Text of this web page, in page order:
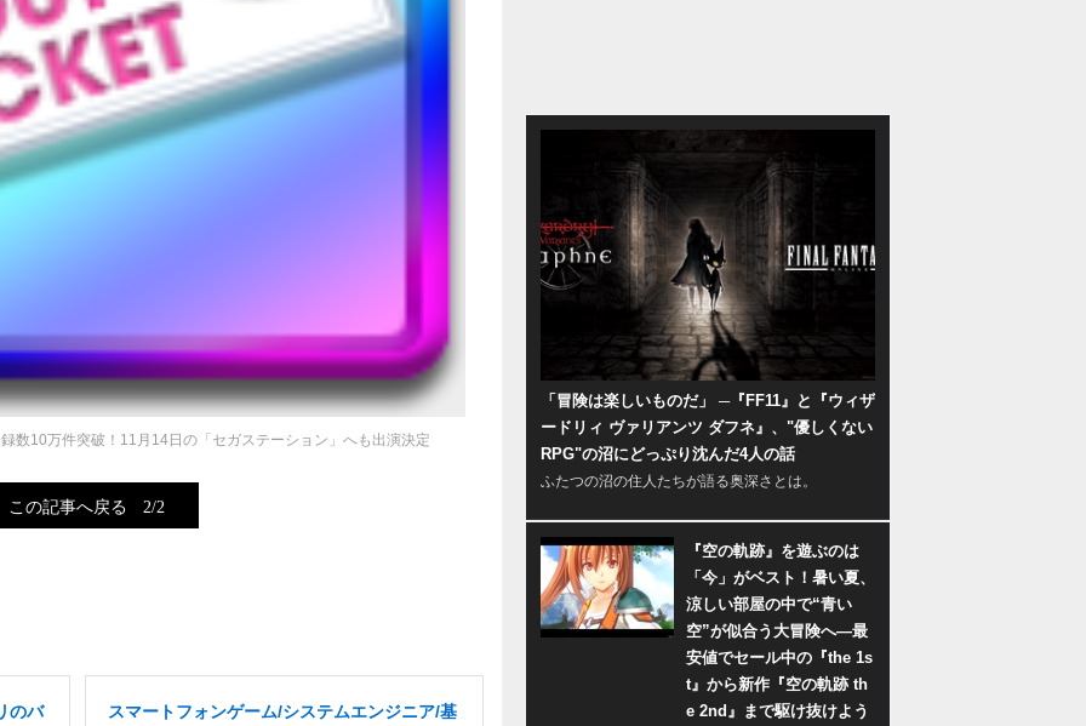
数10万件突破！11月14日の「セガステーション」へも出演決定
この記事へ戻る 2/2
のバ
スマートフォンゲーム/システムエンジニア/基
「冒険は楽しいものだ」 ─『FF11』と『ウィザ
ードリィ ヴァリアンツ ダフネ』、"優しくない
RPG"の沼にどっぷり沈んだ4人の話
ふたつの沼の住人たちが語る奥深さとは。
『空の軌跡』を遊ぶのは
「今」がベスト！暑い夏、
涼しい部屋の中で“青い
空”が似合う大冒険へ―最
安値でセール中の『the 1s
t』から新作『空の軌跡 th
e 2nd』まで駆け抜けよう